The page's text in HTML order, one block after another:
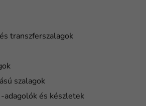
transzferszalagok
szalagok
adagolók és készletek